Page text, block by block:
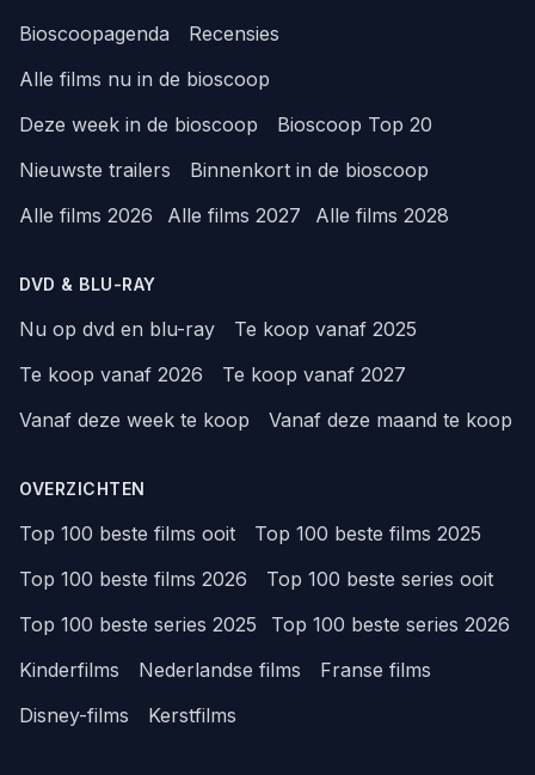
Bioscoopagenda
Recensies
Alle films nu in de bioscoop
Deze week in de bioscoop
Bioscoop Top 20
Nieuwste trailers
Binnenkort in de bioscoop
Alle films 2026
Alle films 2027 Alle films 2028
DVD & BLU-RAY
Nu op dvd en blu-ray
Te koop vanaf 2025
Te koop vanaf 2026
Te koop vanaf 2027
Vanaf deze week te koop
Vanaf deze maand te koop
OVERZICHTEN
Top 100 beste films ooit
Top 100 beste films 2025
Top 100 beste films 2026
Top 100 beste series ooit
Top 100 beste series 2025
Top 100 beste series 2026
Kinderfilms
Nederlandse films
Franse films
Disney-films
Kerstfilms